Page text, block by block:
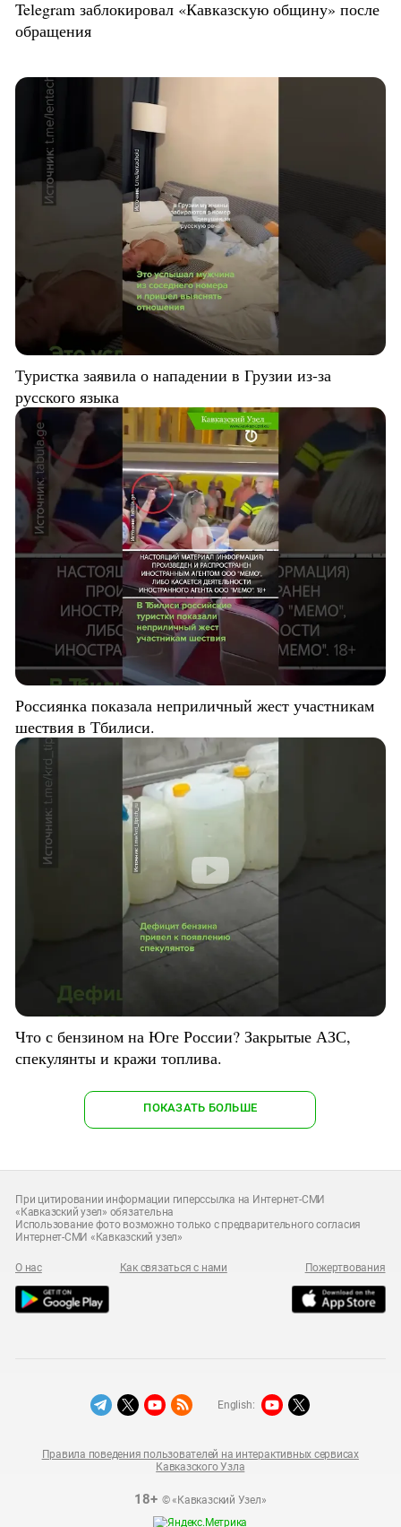
Telegram заблокировал «Кавказскую общину» после
обращения
Туристка заявила о нападении в Грузии из-за
русского языка
Россиянка показала неприличный жест участникам
шествия в Тбилиси.
Что с бензином на Юге России? Закрытые АЗС,
спекулянты и кражи топлива.
ПОКАЗАТЬ БОЛЬШЕ
При цитировании информации гиперссылка на Интернет-СМИ
«Кавказский узел» обязательна
Использование фото возможно только с предварительного согласия
Интернет-СМИ «Кавказский узел»
О нас Как связаться с нами Пожертвования
18+© «Кавказский Узел»
Правила поведения пользователей на интерактивных сервисах
Кавказского Узла
English: